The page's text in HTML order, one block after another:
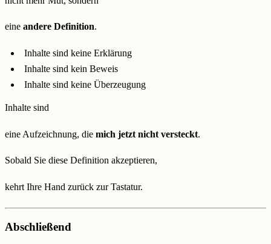
eine andere Definition.
Inhalte sind keine Erklärung
Inhalte sind kein Beweis
Inhalte sind keine Überzeugung
Inhalte sind
eine Aufzeichnung, die mich jetzt nicht versteckt.
Sobald Sie diese Definition akzeptieren,
kehrt Ihre Hand zurück zur Tastatur.
Abschließend